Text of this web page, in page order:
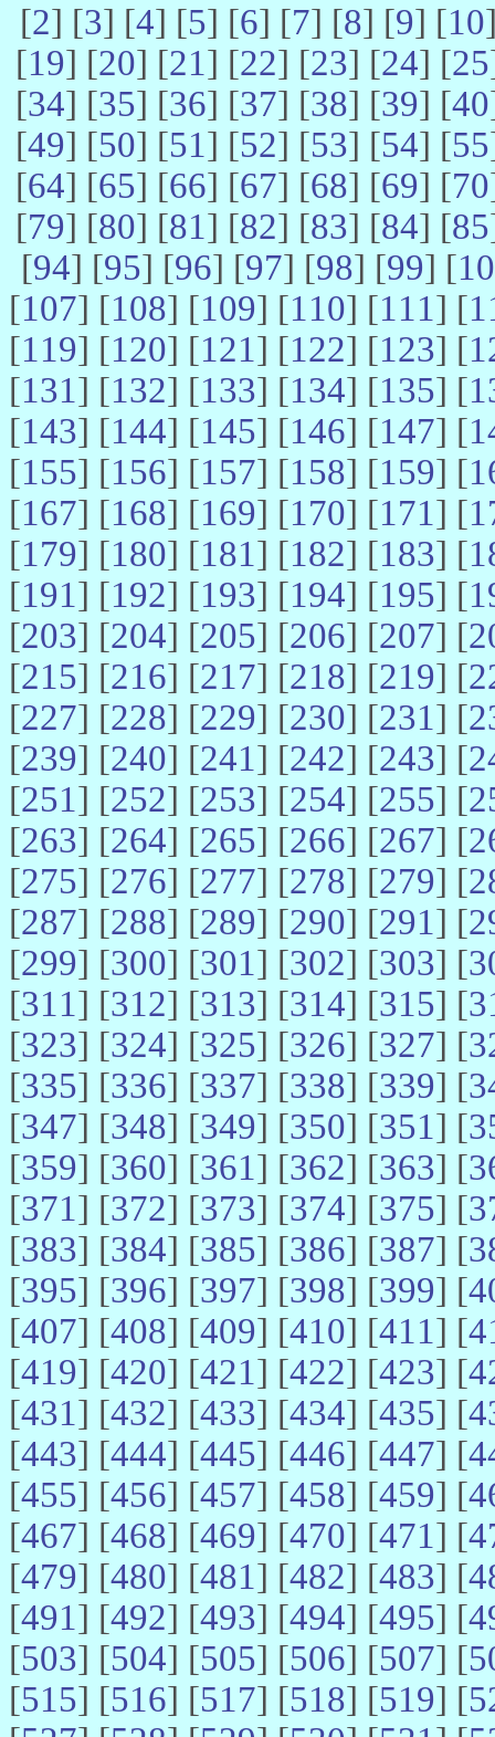
[2] [3] [4] [5] [6] [7] [8] [9] [10
[19] [20] [21] [22] [23] [24] [25
[34] [35] [36] [37] [38] [39] [40
[49] [50] [51] [52] [53] [54] [55
[64] [65] [66] [67] [68] [69] [70
[79] [80] [81] [82] [83] [84] [85
[94] [95] [96] [97] [98] [99] [
[107] [108] [109] [110] [111] [
[119] [120] [121] [122] [123] [
[131] [132] [133] [134] [135] [
[143] [144] [145] [146] [147] [
[155] [156] [157] [158] [159] [
[167] [168] [169] [170] [171] [
[179] [180] [181] [182] [183] [
[191] [192] [193] [194] [195] [
[203] [204] [205] [206] [207] [
[215] [216] [217] [218] [219] [
[227] [228] [229] [230] [231] [
[239] [240] [241] [242] [243] [
[251] [252] [253] [254] [255] [
[263] [264] [265] [266] [267] [
[275] [276] [277] [278] [279] [
[287] [288] [289] [290] [291] [
[299] [300] [301] [302] [303] [
[311] [312] [313] [314] [315] [
[323] [324] [325] [326] [327] [
[335] [336] [337] [338] [339] [
[347] [348] [349] [350] [351] [
[359] [360] [361] [362] [363] [
[371] [372] [373] [374] [375] [
[383] [384] [385] [386] [387] [
[395] [396] [397] [398] [399] [
[407] [408] [409] [410] [411] [
[419] [420] [421] [422] [423] [
[431] [432] [433] [434] [435] [
[443] [444] [445] [446] [447] [
[455] [456] [457] [458] [459] [
[467] [468] [469] [470] [471] [
[479] [480] [481] [482] [483] [
[491] [492] [493] [494] [495] [
[503] [504] [505] [506] [507] [
[515] [516] [517] [518] [519] [